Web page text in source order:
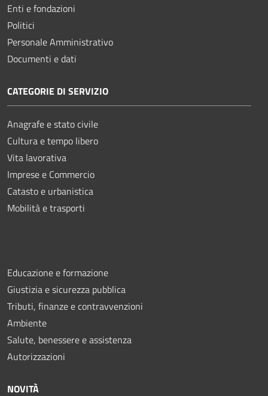
Enti e fondazioni
Politici
Personale Amministrativo
Documenti e dati
CATEGORIE DI SERVIZIO
Anagrafe e stato civile
Cultura e tempo libero
Vita lavorativa
Imprese e Commercio
Catasto e urbanistica
Mobilità e trasporti
Educazione e formazione
Giustizia e sicurezza pubblica
Tributi, finanze e contravvenzioni
Ambiente
Salute, benessere e assistenza
Autorizzazioni
NOVITÀ